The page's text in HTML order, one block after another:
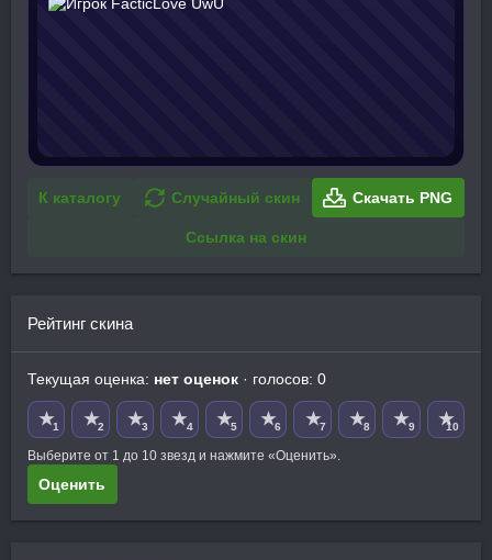
К каталогу Случайный скин Скачать PNG
Ссылка на скин
Рейтинг скина
Текущая оценка: нет оценок · голосов: 0
★1 ★2 ★3 ★4 ★5 ★6 ★7 ★8 ★9 ★10
Выберите от 1 до 10 звезд и нажмите «Оценить».
Оценить